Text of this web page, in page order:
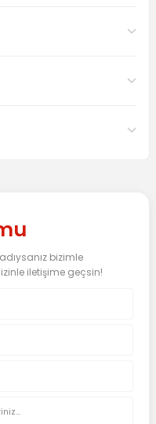
bizimle
iletişime geçsin!